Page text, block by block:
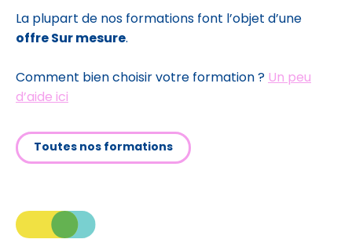
La plupart de nos formations font l’objet d’une
offre Sur mesure.
Comment bien choisir votre formation ? Un peu
d’aide ici
Toutes nos formations